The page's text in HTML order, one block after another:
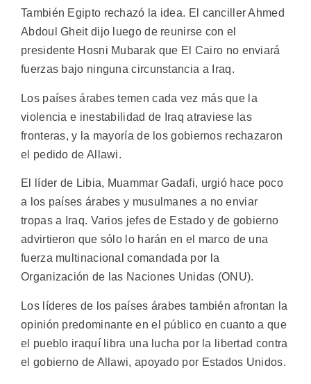
También Egipto rechazó la idea. El canciller Ahmed
Abdoul Gheit dijo luego de reunirse con el
presidente Hosni Mubarak que El Cairo no enviará
fuerzas bajo ninguna circunstancia a Iraq.
Los países árabes temen cada vez más que la
violencia e inestabilidad de Iraq atraviese las
fronteras, y la mayoría de los gobiernos rechazaron
el pedido de Allawi.
El líder de Libia, Muammar Gadafi, urgió hace poco
a los países árabes y musulmanes a no enviar
tropas a Iraq. Varios jefes de Estado y de gobierno
advirtieron que sólo lo harán en el marco de una
fuerza multinacional comandada por la
Organización de las Naciones Unidas (ONU).
Los líderes de los países árabes también afrontan la
opinión predominante en el público en cuanto a que
el pueblo iraquí libra una lucha por la libertad contra
el gobierno de Allawi, apoyado por Estados Unidos.